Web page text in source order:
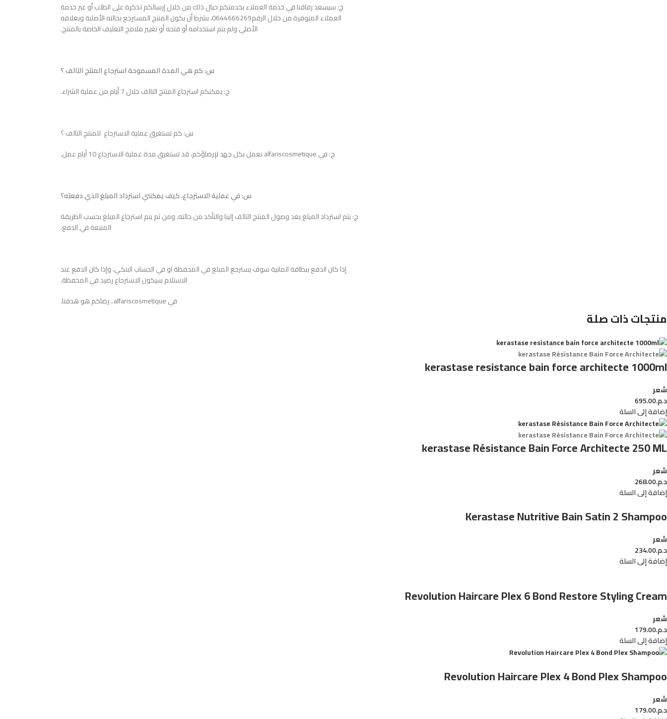
ج: سيسعد رفاقنا في خدمة العملاء بخدمتكم حيال ذلك من خلال إرسالكم تذكرة على الطلب أو عبر خدمة
العملاء المتوفرة من خلال الرقم0644666269، بشرط أن يكون المنتج المسترجع بحالته الأصلية وبغلافه
الأصلي ولم يتم استخدامه أو فتحه أو تغيير ملامح التغليف الخاصة بالمنتج.
س: كم هي المدة المسموحة استرجاع المنتج التالف ؟
ج: يمكنكم استرجاع المنتج التالف خلال 7 أيام من عملية الشراء.
س: كم تستغرق عملية الاسترجاع للمنتج التالف ؟
ج: في alfariscosmetique نعمل بكل جهد لإرضاؤكم، قد تستغرق مدة عملية الاسترجاع 10 أيام عمل.
س: في عملية الاسترجاع، كيف يمكنني استرداد المبلغ الذي دفعته؟
ج: يتم استرداد المبلغ بعد وصول المنتج التالف إلينا والتأكد من حالته، ومن ثم يتم استرجاع المبلغ بحسب الطريقة
المتبعة في الدفع.
إذا كان الدفع ببطاقة اتمانية سوف يسترجع المبلغ في المحفظة او في الحساب البنكي، وإذا كان الدفع عند
الاستلام سيكون الاسترجاع رصيد في المحفظة.
في alfariscosmetique.. رضاكم هو هدفنا.
منتجات ذات صلة
kerastase resistance bain force architecte 1000ml
شعر
د.م.695.00
إضافة إلى السلة
kerastase Résistance Bain Force Architecte 250 ML
شعر
د.م.268.00
إضافة إلى السلة
Kerastase Nutritive Bain Satin 2 Shampoo
شعر
د.م.234.00
إضافة إلى السلة
Revolution Haircare Plex 6 Bond Restore Styling Cream
شعر
د.م.179.00
إضافة إلى السلة
Revolution Haircare Plex 4 Bond Plex Shampoo
شعر
د.م.179.00